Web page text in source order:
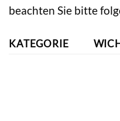
beachten Sie bitte
KATEGORIE